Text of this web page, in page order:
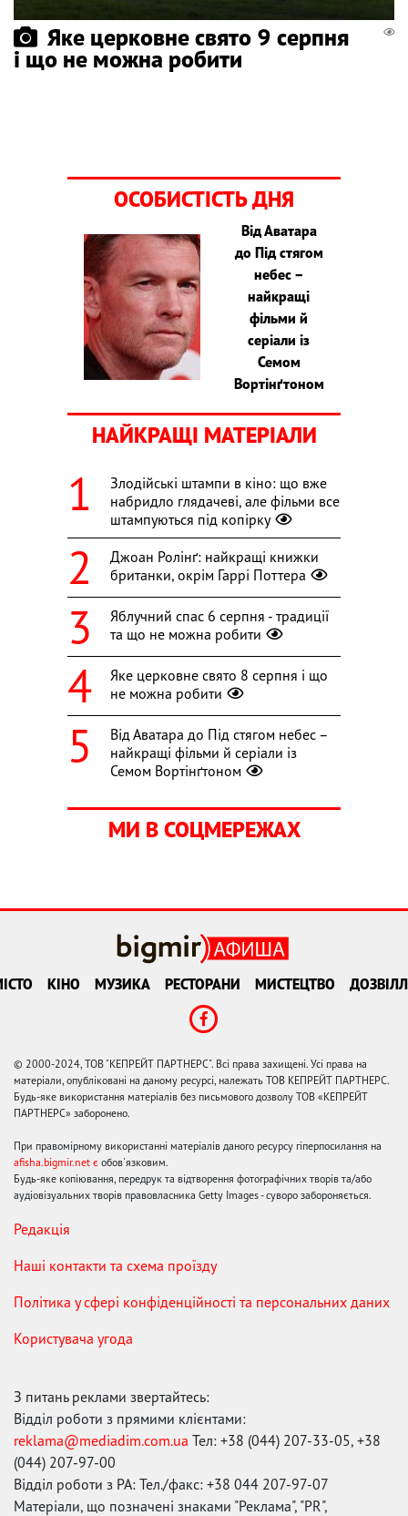
Яке церковне свято 9 серпня
і що не можна робити
ОСОБИСТІСТЬ ДНЯ
Від Аватара
до Під стягом
небес –
найкращі
фільми й
серіали із
Семом
Вортінґтоном
НАЙКРАЩІ МАТЕРІАЛИ
Злодійські штампи в кіно: що вже
набридло глядачеві, але фільми все
штампуються під копірку
Джоан Ролінґ: найкращі книжки
британки, окрім Гаррі Поттера
Яблучний спас 6 серпня - традиції
та що не можна робити
Яке церковне свято 8 серпня і що
не можна робити
Від Аватара до Під стягом небес –
найкращі фільми й серіали із
Семом Вортінґтоном
МИ В СОЦМЕРЕЖАХ
КІНО МУЗИКА РЕСТОРАНИ МИСТЕЦТВО
© 2000-2024, ТОВ "КЕПРЕЙТ ПАРТНЕРС". Всі права захищені. Усі права на
матеріали, опубліковані на даному ресурсі, належать ТОВ КЕПРЕЙТ ПАРТНЕРС.
Будь-яке використання матеріалів без письмового дозволу ТОВ «КЕПРЕЙТ
ПАРТНЕРС» заборонено.
При правомірному використанні матеріалів даного ресурсу гіперпосилання на
afisha.bigmir.net є обов'язковим.
Будь-яке копіювання, передрук та відтворення фотографічних творів та/або
аудіовізуальних творів правовласника Getty Images - суворо забороняється.
Редакція
Наші контакти та схема проїзду
Політика у сфері конфіденційності та персональних даних
Користувача угода
З питань реклами звертайтесь:
Відділ роботи з прямими клієнтами:
reklama@mediadim.com.ua Тел: +38 (044) 207-33-05, +38
(044) 207-97-00
Відділ роботи з РА: Тел./факс: +38 044 207-97-07
Матеріали, що позначені знаками "Реклама", "PR",